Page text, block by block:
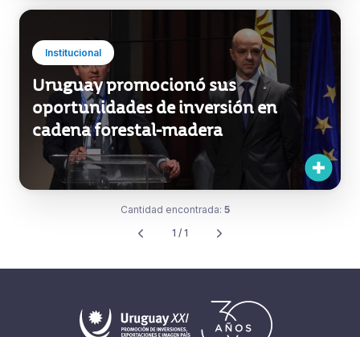
Institucional
Uruguay promocionó sus
oportunidades de inversión en
cadena forestal-madera
Cantidad encontrada: 5
1 / 1